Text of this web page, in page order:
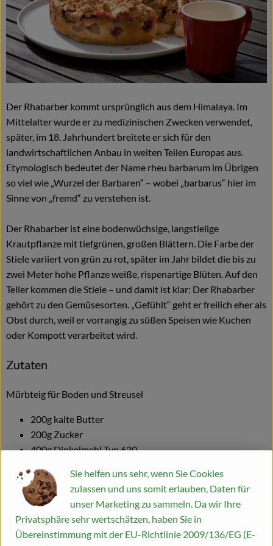
Naturkost
Wein
Getränke
Angebote & Neues
Wir empfehlen
VINCE Weine
Über uns
Veranstaltungen
Blog
Der Rhabarber kommt ursprünglich aus dem Himalaya. Im
Mittelalter wurde er zu medizinischen Zwecken verwendet,
später, im 18. Jahrhundert breitete er sich für den
landwirtschaftlichen Anbau in weiten Teilen Europas aus.
Etymologisch bedeutet der Name rheu barbarum im Übrigen
so viel wie „Wurzel der Barbaren“ – wobei „barbarus“ hier im
Sinne von „fremd“ zu verstehen ist.
Der Rhabarber ist eine bodenwüchsige, langstielige
Krautpflanze mit tiefgrünen, großen Blättern. Die Farbe der
Stiele variiert von grün zu rot, später im Jahr bildet die bis zu
zwei Meter hohe Pflanze weiße, rispenartige Blüten. Auf den
Teller kommen die Stiele – und damit ist klar: Der Rhabarber
gehört zu den Gemüsesorten. „Gefühlt“ geht er freilich eher als
Obst durch, weil er vorrangig zu süßen Speisen wie Kuchen
oder Kompott verarbeitet wird.
Zutaten
Mürbteig für Boden und Streusel
200g kalte Butter
200g Zucker
400g Dinkelmehl Typ 630
Für die Rhabarberfüllung
1kg Rhabarber
6 EL Zucker
1 EL Butter
Sie helfen uns sehr, wenn Sie Cookies
zulassen und uns somit erlauben, Daten für
unser Marketing zu sammeln. Da wir Ihre
Privatsphäre sehr wertschätzen, haben Sie in
Übereinstimmung mit der EU-Richtlinie 2009/136/EG (E-